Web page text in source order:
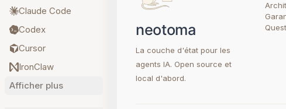
Claude Code
Codex
Cursor
IronClaw
Afficher plus
La couche d'état pour les
agents IA. Open source et
local d'abord.